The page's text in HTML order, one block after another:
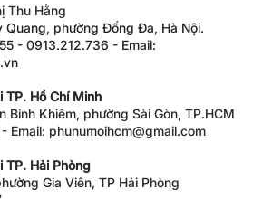
Thu Hằng
Quang, phường Đống Đa, Hà Nội.
- 0913.212.736 - Email:
TP. Hồ Chí Minh
Bỉnh Khiêm, phường Sài Gòn, TP.HCM
Email: phunumoihcm@gmail.com
TP. Hải Phòng
Gia Viên, TP Hải Phòng